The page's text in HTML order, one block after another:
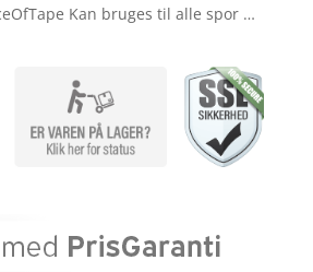
Kan bruges til alle spor …